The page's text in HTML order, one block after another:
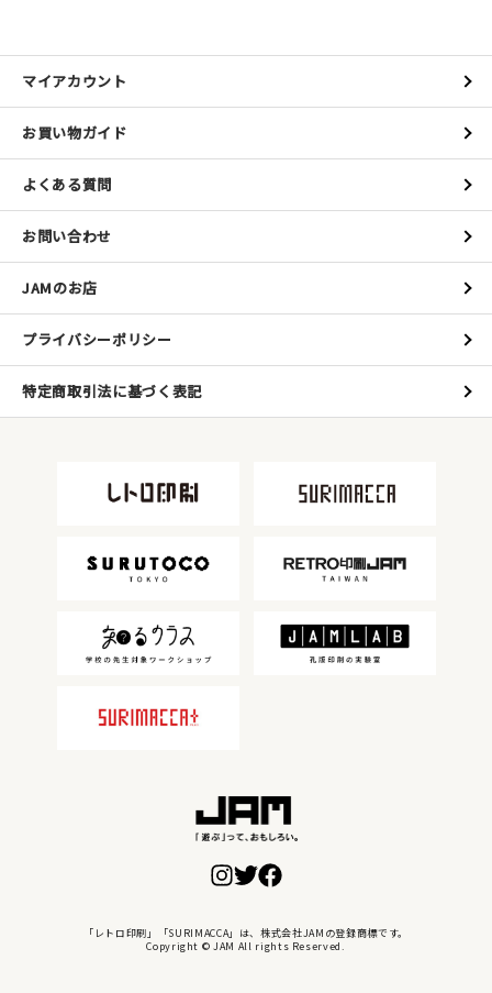
マイアカウント
お買い物ガイド
よくある質問
お問い合わせ
JAMのお店
プライバシーポリシー
特定商取引法に基づく表記
「レトロ印刷」「SURIMACCA」は、株式会社JAMの登録商標です。
Copyright © JAM All rights Reserved.